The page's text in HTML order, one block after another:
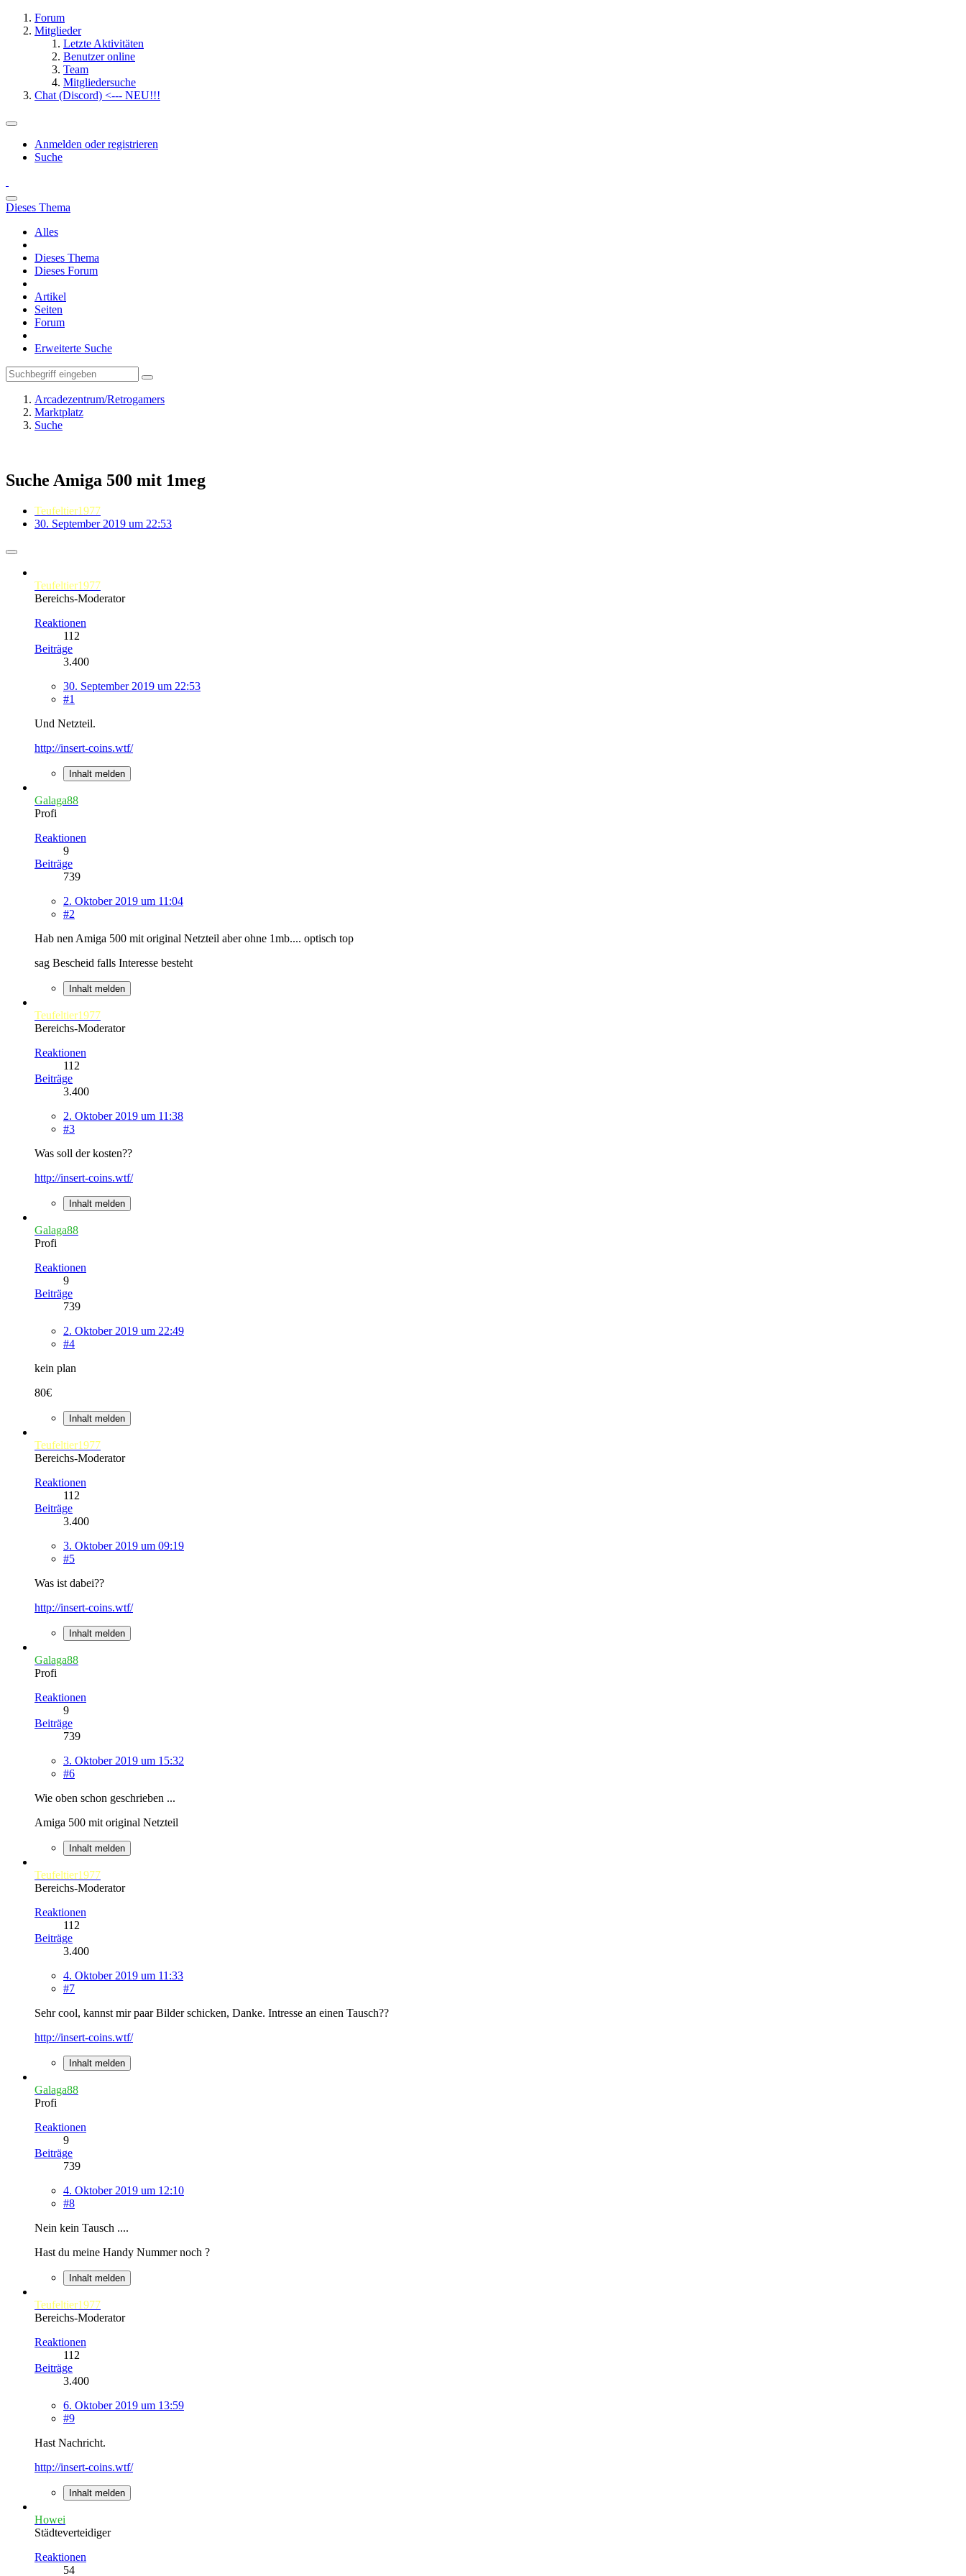
Forum
Mitglieder
Letzte Aktivitäten
Benutzer online
Team
Mitgliedersuche
Chat (Discord) <--- NEU!!!
Anmelden oder registrieren
Suche
Dieses Thema
Alles
Dieses Thema
Dieses Forum
Artikel
Seiten
Forum
Erweiterte Suche
Arcadezentrum/Retrogamers
Marktplatz
Suche
Suche Amiga 500 mit 1meg
Teufeltier1977
30. September 2019 um 22:53
Teufeltier1977
Bereichs-Moderator
Reaktionen
112
Beiträge
3.400
30. September 2019 um 22:53
#1
Und Netzteil.
http://insert-coins.wtf/
Inhalt melden
Galaga88
Profi
Reaktionen
9
Beiträge
739
2. Oktober 2019 um 11:04
#2
Hab nen Amiga 500 mit original Netzteil aber ohne 1mb.... optisch top
sag Bescheid falls Interesse besteht
Inhalt melden
Teufeltier1977
Bereichs-Moderator
Reaktionen
112
Beiträge
3.400
2. Oktober 2019 um 11:38
#3
Was soll der kosten??
http://insert-coins.wtf/
Inhalt melden
Galaga88
Profi
Reaktionen
9
Beiträge
739
2. Oktober 2019 um 22:49
#4
kein plan
80€
Inhalt melden
Teufeltier1977
Bereichs-Moderator
Reaktionen
112
Beiträge
3.400
3. Oktober 2019 um 09:19
#5
Was ist dabei??
http://insert-coins.wtf/
Inhalt melden
Galaga88
Profi
Reaktionen
9
Beiträge
739
3. Oktober 2019 um 15:32
#6
Wie oben schon geschrieben ...
Amiga 500 mit original Netzteil
Inhalt melden
Teufeltier1977
Bereichs-Moderator
Reaktionen
112
Beiträge
3.400
4. Oktober 2019 um 11:33
#7
Sehr cool, kannst mir paar Bilder schicken, Danke. Intresse an einen Tausch??
http://insert-coins.wtf/
Inhalt melden
Galaga88
Profi
Reaktionen
9
Beiträge
739
4. Oktober 2019 um 12:10
#8
Nein kein Tausch ....
Hast du meine Handy Nummer noch ?
Inhalt melden
Teufeltier1977
Bereichs-Moderator
Reaktionen
112
Beiträge
3.400
6. Oktober 2019 um 13:59
#9
Hast Nachricht.
http://insert-coins.wtf/
Inhalt melden
Howei
Städteverteidiger
Reaktionen
54